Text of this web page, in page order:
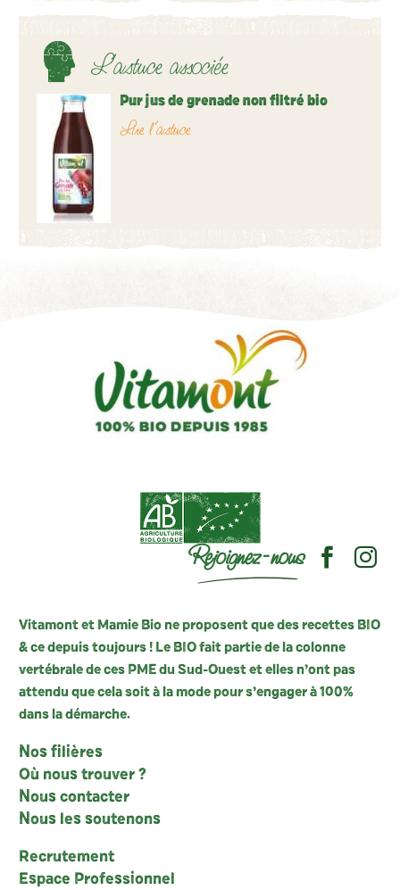
L’astuce associée
Pur jus de grenade non filtré bio
Lire l’astuce
Rejoignez-nous
Vitamont et Mamie Bio ne proposent que des recettes BIO
& ce depuis toujours ! Le BIO fait partie de la colonne
vertébrale de ces PME du Sud-Ouest et elles n’ont pas
attendu que cela soit à la mode pour s’engager à 100%
dans la démarche.
Nos filières
Où nous trouver ?
Nous contacter
Nous les soutenons
Recrutement
Espace Professionnel